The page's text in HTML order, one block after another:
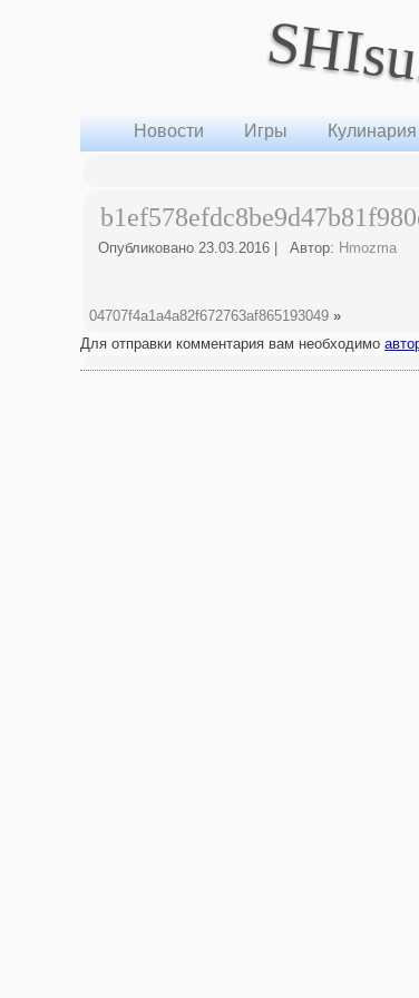
Новости Игры Кулинария
Опубликовано 23.03.2016 Автор: Hmozma
04707f4a1a4a82f672763af865193049 »
Для отправки комментария вам необходимо